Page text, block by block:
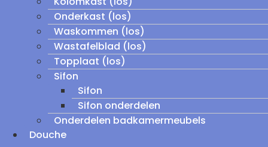
Onderkast (los)
Waskommen (los)
Wastafelblad (los)
Topplaat (los)
Sifon
Sifon
Sifon onderdelen
Onderdelen badkamermeubels
Douche